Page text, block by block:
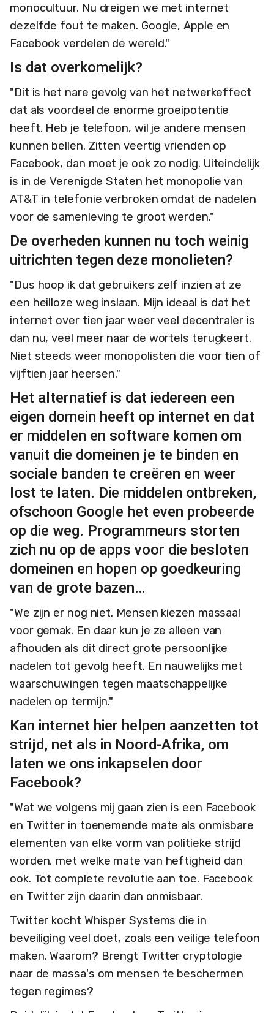
monocultuur. Nu dreigen we met internet
dezelfde fout te maken. Google, Apple en
Facebook verdelen de wereld."
Is dat overkomelijk?
"Dit is het nare gevolg van het netwerkeffect
dat als voordeel de enorme groeipotentie
heeft. Heb je telefoon, wil je andere mensen
kunnen bellen. Zitten veertig vrienden op
Facebook, dan moet je ook zo nodig. Uiteindelijk
is in de Verenigde Staten het monopolie van
AT&T in telefonie verbroken omdat de nadelen
voor de samenleving te groot werden."
De overheden kunnen nu toch weinig
uitrichten tegen deze monolieten?
"Dus hoop ik dat gebruikers zelf inzien at ze
een heilloze weg inslaan. Mijn ideaal is dat het
internet over tien jaar weer veel decentraler is
dan nu, veel meer naar de wortels terugkeert.
Niet steeds weer monopolisten die voor tien of
vijftien jaar heersen."
Het alternatief is dat iedereen een
eigen domein heeft op internet en dat
er middelen en software komen om
vanuit die domeinen je te binden en
sociale banden te creëren en weer
lost te laten. Die middelen ontbreken,
ofschoon Google het even probeerde
op die weg. Programmeurs storten
zich nu op de apps voor die besloten
domeinen en hopen op goedkeuring
van de grote bazen…
"We zijn er nog niet. Mensen kiezen massaal
voor gemak. En daar kun je ze alleen van
afhouden als dit direct grote persoonlijke
nadelen tot gevolg heeft. En nauwelijks met
waarschuwingen tegen maatschappelijke
nadelen op termijn."
Kan internet hier helpen aanzetten tot
strijd, net als in Noord-Afrika, om
laten we ons inkapselen door
Facebook?
"Wat we volgens mij gaan zien is een Facebook
en Twitter in toenemende mate als onmisbare
elementen van elke vorm van politieke strijd
worden, met welke mate van heftigheid dan
ook. Tot complete revolutie aan toe. Facebook
en Twitter zijn daarin dan onmisbaar.
Twitter kocht Whisper Systems die in
beveiliging veel doet, zoals een veilige telefoon
maken. Waarom? Brengt Twitter cryptologie
naar de massa's om mensen te beschermen
tegen regimes?